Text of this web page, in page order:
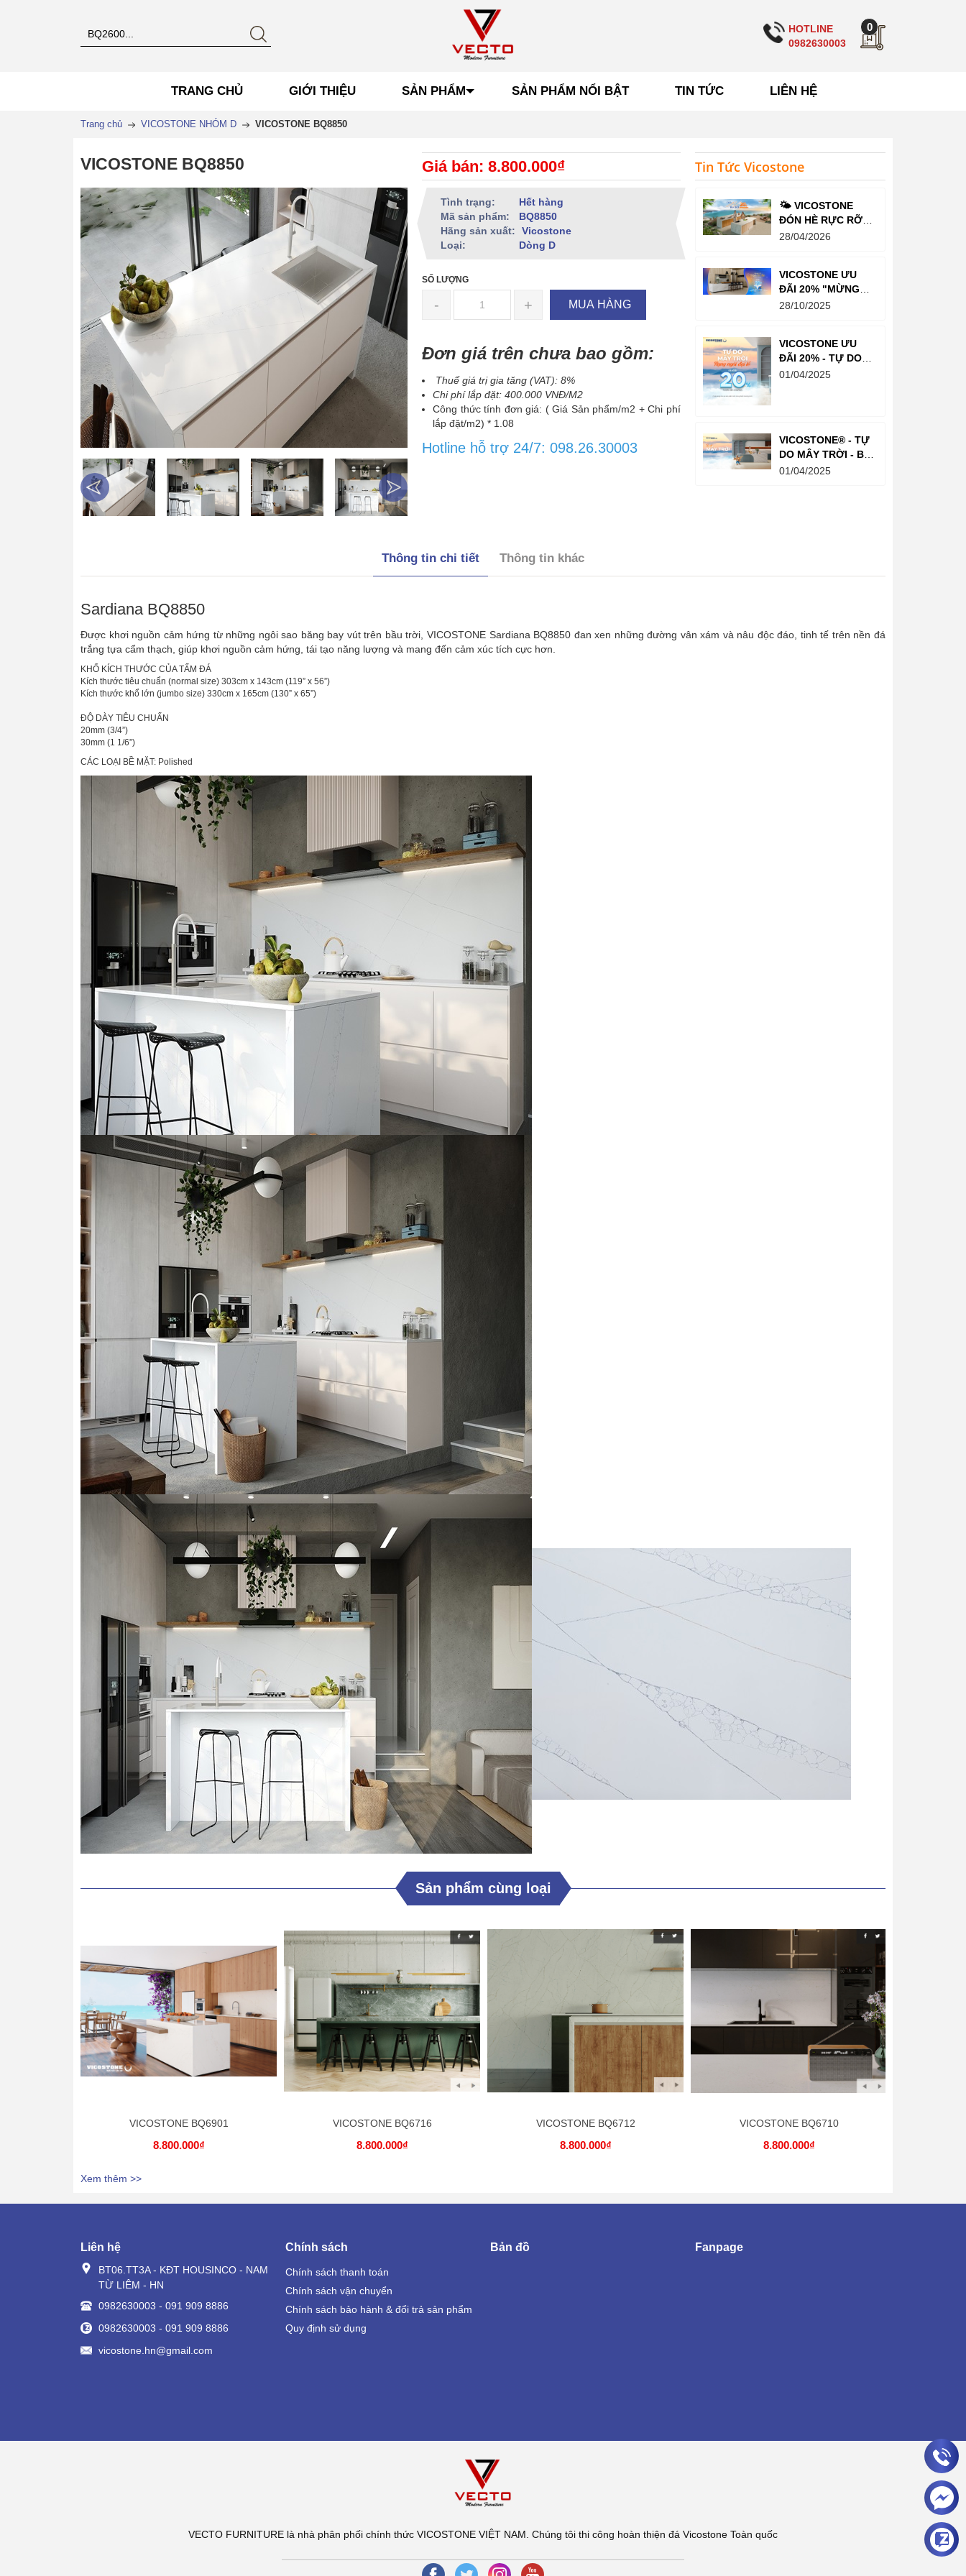
HOTLINE
0982630003
0
TRANG CHỦ GIỚI THIỆU SẢN PHẨM SẢN PHẨM NỔI BẬT TIN TỨC LIÊN HỆ
Trang chủ VICOSTONE NHÓM D VICOSTONE BQ8850
VICOSTONE BQ8850 Giá bán: 8.800.000₫
Tình trạng:
Hết hàng
Mã sản phẩm:
BQ8850
Hãng sản xuất:
Vicostone
Loại:
Dòng D
SỐ LƯỢNG
- + MUA HÀNG
Đơn giá trên chưa bao gồm:
Thuế giá trị gia tăng (VAT): 8%
Chi phí lắp đặt: 400.000 VNĐ/M2
Công thức tính đơn giá: ( Giá Sản phẩm/m2 + Chi phí
lắp đặt/m2) * 1.08
Hotline hỗ trợ 24/7: 098.26.30003
Tin Tức Vicostone
🌤️ VICOSTONE
ĐÓN HÈ RỰC RỠ –
ƯU ĐÃI LÊN TỚI
28/04/2026
VICOSTONE ƯU
ĐÃI 20% "MỪNG
SINH NHẬT TRỌN
28/10/2025
VICOSTONE ƯU
ĐÃI 20% - TỰ DO
MÂY TRỜI - RẠNG
01/04/2025
VICOSTONE® - TỰ
DO MÂY TRỜI - BỘ
SƯU TẬP NEW
01/04/2025
Thông tin chi tiết Thông tin khác
Sardiana BQ8850
Được khơi nguồn cảm hứng từ những ngôi sao băng bay vút trên bầu trời, VICOSTONE Sardiana BQ8850 đan xen những đường vân xám và nâu độc đáo, tinh tế trên nền đá
trắng tựa cẩm thạch, giúp khơi nguồn cảm hứng, tái tạo năng lượng và mang đến cảm xúc tích cực hơn.
KHỔ KÍCH THƯỚC CỦA TẤM ĐÁ
Kích thước tiêu chuẩn (normal size) 303cm x 143cm (119” x 56”)
Kích thước khổ lớn (jumbo size) 330cm x 165cm (130” x 65”)
ĐỘ DÀY TIÊU CHUẨN
20mm (3/4”)
30mm (1 1/6”)
CÁC LOẠI BỀ MẶT: Polished
Sản phẩm cùng loại
VICOSTONE BQ6901
8.800.000₫
VICOSTONE BQ6716
8.800.000₫
VICOSTONE BQ6712
8.800.000₫
VICOSTONE BQ6710
8.800.000₫
Xem thêm >>
Liên hệ
BT06.TT3A - KĐT HOUSINCO - NAM
TỪ LIÊM - HN
0982630003 - 091 909 8886
0982630003 - 091 909 8886
vicostone.hn@gmail.com
Chính sách
Chính sách thanh toán
Chính sách vận chuyển
Chính sách bảo hành & đổi trả sản phẩm
Quy định sử dụng
Bản đồ Fanpage
VECTO FURNITURE là nhà phân phối chính thức VICOSTONE VIỆT NAM. Chúng tôi thi công hoàn thiện đá Vicostone Toàn quốc